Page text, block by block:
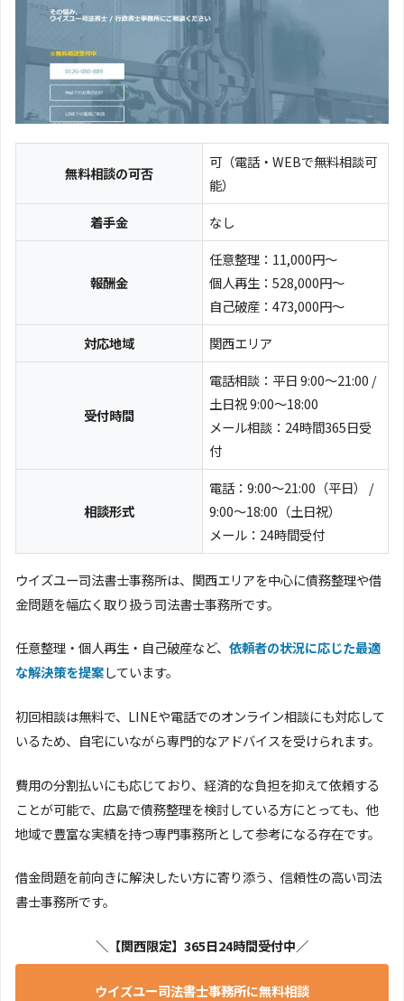
無料相談の可否
可（電話・WEBで無料相談可
能）
着手金
なし
報酬金
任意整理：11,000円～
個人再生：528,000円～
自己破産：473,000円～
対応地域
関西エリア
受付時間
電話相談：平日 9:00～21:00 /
土日祝 9:00～18:00
メール相談：24時間365日受
付
相談形式
電話：9:00～21:00（平日） /
9:00～18:00（土日祝）
メール：24時間受付
ウイズユー司法書士事務所は、関西エリアを中心に債務整理や借
金問題を幅広く取り扱う司法書士事務所です。
任意整理・個人再生・自己破産など、 依頼者の状況に応じた最適
な解決策を提案しています。
初回相談は無料で、LINEや電話でのオンライン相談にも対応して
いるため、自宅にいながら専門的なアドバイスを受けられます。
費用の分割払いにも応じており、経済的な負担を抑えて依頼する
ことが可能で、広島で債務整理を検討している方にとっても、他
地域で豊富な実績を持つ専門事務所として参考になる存在です。
借金問題を前向きに解決したい方に寄り添う、信頼性の高い司法
書士事務所です。
＼【関西限定】365日24時間受付中／
ウイズユー司法書士事務所に無料相談